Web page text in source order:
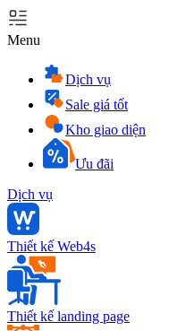
Menu
Dịch vụ
Sale giá tốt
Kho giao diện
Ưu đãi
Dịch vụ
Thiết kế Web4s
Thiết kế landing page